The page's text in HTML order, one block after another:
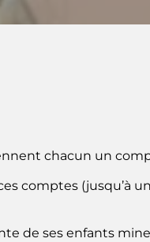
chacun un
comptes (jusqu’à
de ses enfants